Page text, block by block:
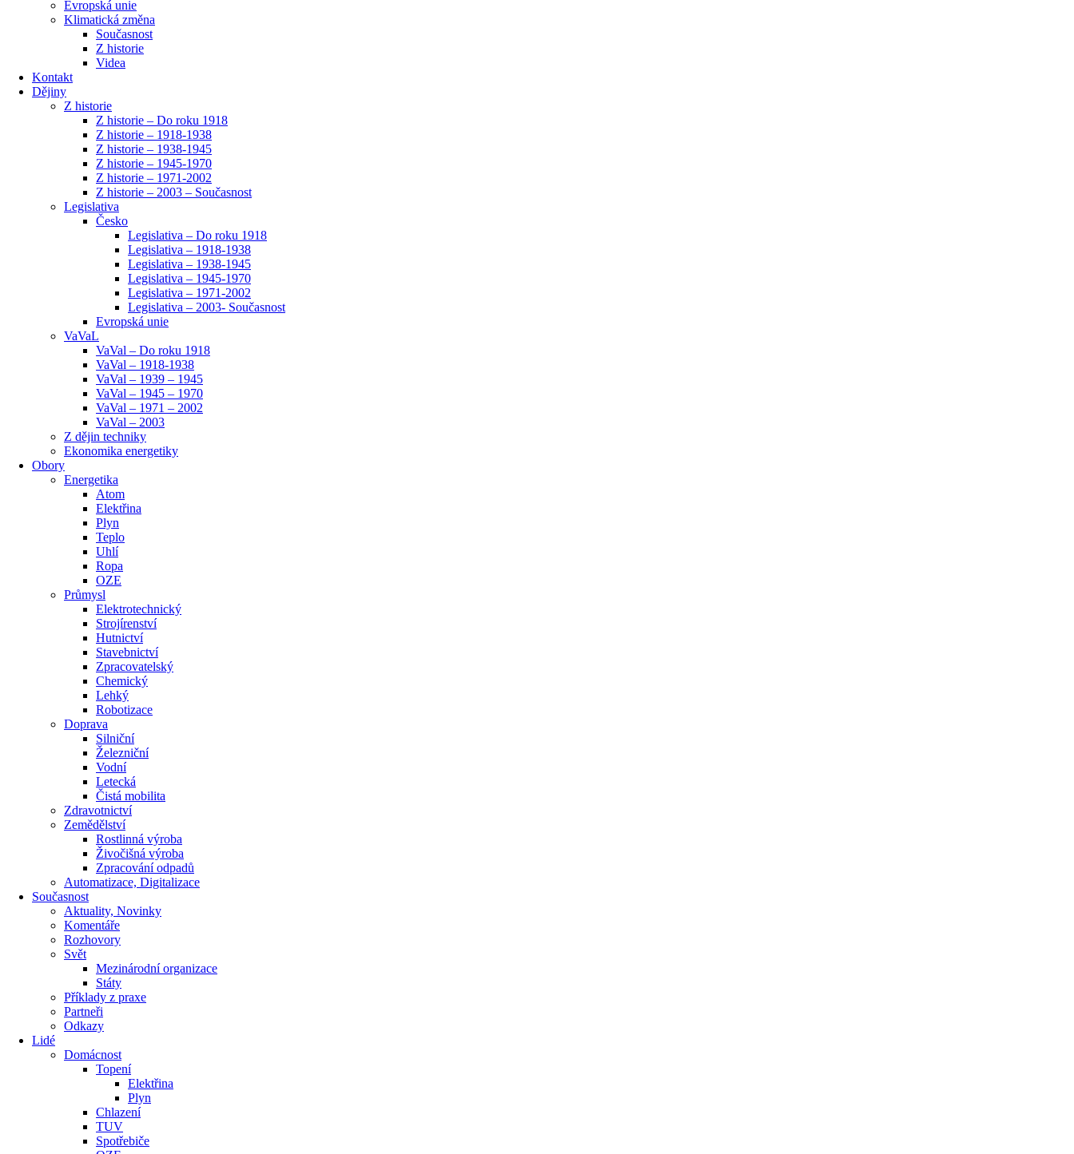
Evropská unie
Klimatická změna
Současnost
Z historie
Videa
Kontakt
Dějiny
Z historie
Z historie – Do roku 1918
Z historie – 1918-1938
Z historie – 1938-1945
Z historie – 1945-1970
Z historie – 1971-2002
Z historie – 2003 – Současnost
Legislativa
Česko
Legislativa – Do roku 1918
Legislativa – 1918-1938
Legislativa – 1938-1945
Legislativa – 1945-1970
Legislativa – 1971-2002
Legislativa – 2003- Současnost
Evropská unie
VaVaL
VaVal – Do roku 1918
VaVal – 1918-1938
VaVal – 1939 – 1945
VaVal – 1945 – 1970
VaVal – 1971 – 2002
VaVal – 2003
Z dějin techniky
Ekonomika energetiky
Obory
Energetika
Atom
Elektřina
Plyn
Teplo
Uhlí
Ropa
OZE
Průmysl
Elektrotechnický
Strojírenství
Hutnictví
Stavebnictví
Zpracovatelský
Chemický
Lehký
Robotizace
Doprava
Silniční
Železniční
Vodní
Letecká
Čistá mobilita
Zdravotnictví
Zemědělství
Rostlinná výroba
Živočišná výroba
Zpracování odpadů
Automatizace, Digitalizace
Současnost
Aktuality, Novinky
Komentáře
Rozhovory
Svět
Mezinárodní organizace
Státy
Příklady z praxe
Partneři
Odkazy
Lidé
Domácnost
Topení
Elektřina
Plyn
Chlazení
TUV
Spotřebiče